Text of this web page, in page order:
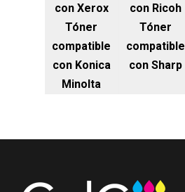
con Xerox
con Ricoh
Tóner
compatible
con Konica
Minolta
Tóner
compatible
con Sharp